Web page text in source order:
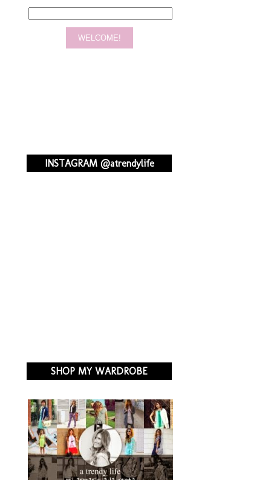
INSTAGRAM @atrendylife
SHOP MY WARDROBE